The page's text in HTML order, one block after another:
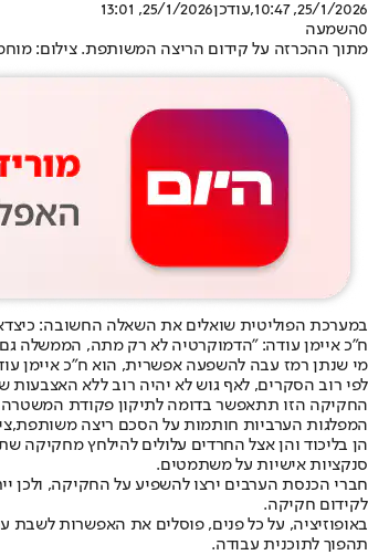
25/1/2026, 10:47
,עודכן25/1/2026, 13:01
0השמעה
מתוך ההכרזה על קידום הריצה המשותפת. צילום:
במערכת הפוליטית שואלים את השאלה החשובה: כיצד
ח״כ איימן עודה: "הדמוקרטיה לא רק מתה, הממשלה
מי שנתן רמז עבה להשפעה אפשרית, הוא ח״כ איימן
לפי רוב הסקרים, לאף גוש לא יהיה רוב ללא האצבעות
החקיקה הזו תתאפשר בדומה לתיקון פקודת
המפלגות הערביות חותמות על הסכם ריצה
הן בליכוד והן אצל החרדים עלולים להילחץ מחקיקה
סנקציות אישיות על משתמטים.
חברי הכנסת הערבים ירצו להשפיע על החקיקה, ולכן
לקידום חקיקה.
באופוזיציה, על כל פנים, פוסלים את האפשרות לשבת
תהפוך לתוכנית עבודה.